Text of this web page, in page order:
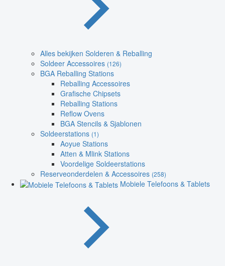
Alles bekijken Solderen & Reballing
Soldeer Accessoires (126)
BGA Reballing Stations
Reballing Accessoires
Grafische Chipsets
Reballing Stations
Reflow Ovens
BGA Stencils & Sjablonen
Soldeerstations (1)
Aoyue Stations
Atten & Mlink Stations
Voordelige Soldeerstations
Reserveonderdelen & Accessoires (258)
Mobiele Telefoons & Tablets